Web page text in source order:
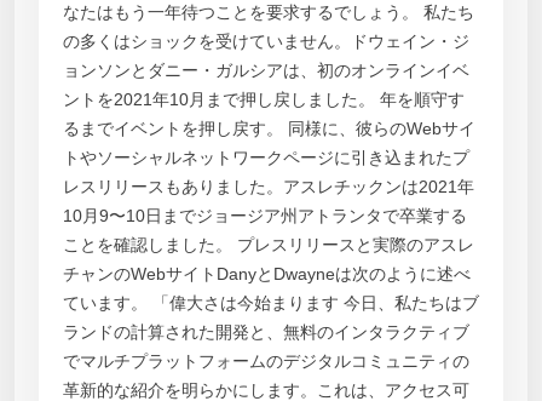
なたはもう一年待つことを要求するでしょう。 私たち
の多くはショックを受けていません。ドウェイン・ジ
ョンソンとダニー・ガルシアは、初のオンラインイベ
ントを2021年10月まで押し戻しました。 年を順守す
るまでイベントを押し戻す。 同様に、彼らのWebサイ
トやソーシャルネットワークページに引き込まれたプ
レスリリースもありました。アスレチックンは2021年
10月9〜10日までジョージア州アトランタで卒業する
ことを確認しました。 プレスリリースと実際のアスレ
チャンのWebサイトDanyとDwayneは次のように述べ
ています。 「偉大さは今始まります 今日、私たちはブ
ランドの計算された開発と、無料のインタラクティブ
でマルチプラットフォームのデジタルコミュニティの
革新的な紹介を明らかにします。これは、アクセス可